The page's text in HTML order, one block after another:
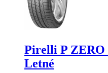
Pirelli P ZERO
Letné